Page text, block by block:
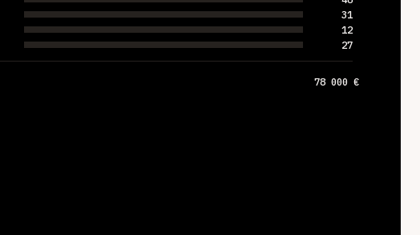
31
12
27
78 000 €